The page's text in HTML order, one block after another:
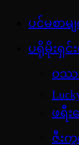
content
jdbKX News
အားကစားသ
ဝတ္ထုတို
ပင်မစာမ
ပရိုမိုးရှင်း
ဝဿန်
ဖရီး
ဇီး